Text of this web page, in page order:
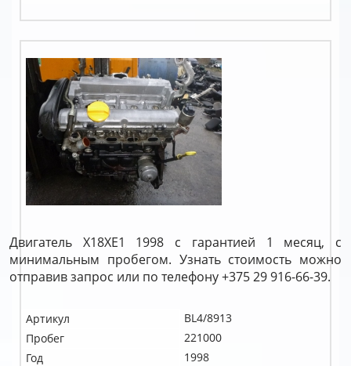
Двигатель X18XE1 1998 с гарантией 1 месяц, с
минимальным пробегом. Узнать стоимость можно
отправив запрос или по телефону +375 29 916-66-39.
Артикул
BL4/8913
Пробег
221000
Год
1998